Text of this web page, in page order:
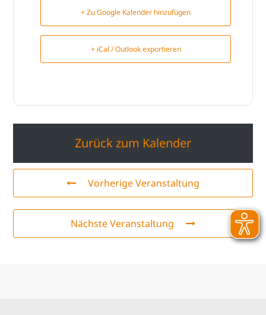
+ Zu Google Kalender hinzufügen
+ iCal / Outlook exportieren
Zurück zum Kalender
Vorherige Veranstaltung
Nächste Veranstaltung